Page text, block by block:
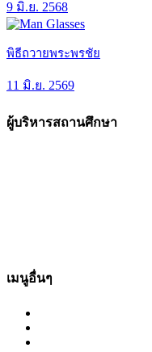
9 มิ.ย. 2568
พิธีถวายพระพรชัย
11 มิ.ย. 2569
ผู้บริหารสถานศึกษา
เมนูอื่นๆ